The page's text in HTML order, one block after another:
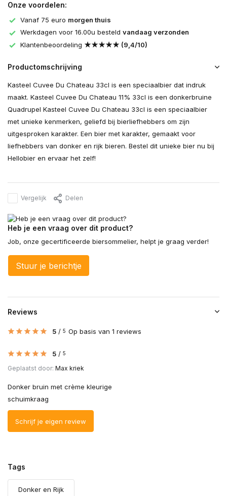
Onze voordelen:
Vanaf 75 euro morgen thuis
Werkdagen voor 16.00u besteld vandaag verzonden
Klantenbeoordeling ★★★★★ (9,4/10)
Productomschrijving
Kasteel Cuvee Du Chateau 33cl is een speciaalbier dat indruk
maakt. Kasteel Cuvee Du Chateau 11% 33cl is een donkerbruine
Quadrupel Kasteel Cuvee Du Chateau 33cl is een speciaalbier
met unieke kenmerken, geliefd bij bierliefhebbers om zijn
uitgesproken karakter. Een bier met karakter, gemaakt voor
liefhebbers van donker en rijk bieren. Bestel dit unieke bier nu bij
Hellobier en ervaar het zelf!
Vergelijk Delen
Heb je een vraag over dit product?
Job, onze gecertificeerde biersommelier, helpt je graag verder!
Stuur je berichtje
Reviews
5 / 5 Op basis van 1 reviews
5 / 5
Geplaatst door: Max kriek
Donker bruin met crème kleurige
schuimkraag
Schrijf je eigen review
Tags
Donker en Rijk